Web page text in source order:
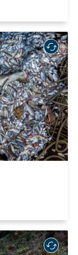
達を評価し、
に、それら
得る対策を